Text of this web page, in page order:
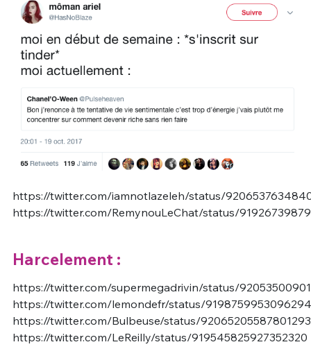
https://twitter.com/iamnotlazeleh/status/
https://twitter.com/RemynouLeChat/status/
Harcelement :
https://twitter.com/supermegadrivin/status/
https://twitter.com/lemondefr/status/
https://twitter.com/Bulbeuse/status/
https://twitter.com/LeReilly/status/919545825927352320